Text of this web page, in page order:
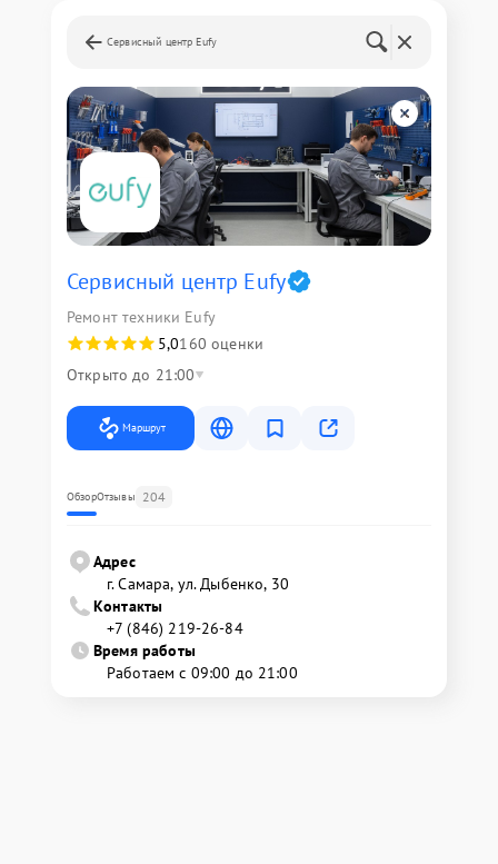
Сервисный центр Eufy
Сервисный центр Eufy
Ремонт техники Eufy
5,0160 оценки
Открыто до 21:00
Маршрут
ОбзорОтзывы 204
Адрес
г. Самара, ул. Дыбенко, 30
Контакты
+7 (846) 219-26-84
Время работы
Работаем с 09:00 до 21:00